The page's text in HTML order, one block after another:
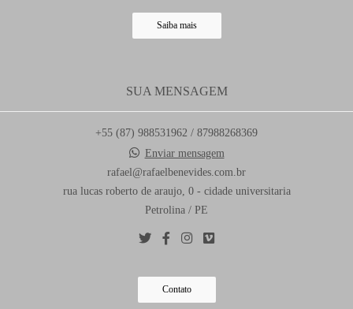
Saiba mais
SUA MENSAGEM
+55 (87) 988531962 / 87988268369
Enviar mensagem
rafael@rafaelbenevides.com.br
rua lucas roberto de araujo, 0 - cidade universitaria
Petrolina / PE
Contato